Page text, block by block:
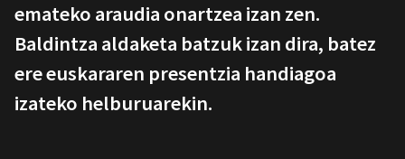
emateko araudia onartzea izan zen.
Baldintza aldaketa batzuk izan dira, batez
ere euskararen presentzia handiagoa
izateko helburuarekin.